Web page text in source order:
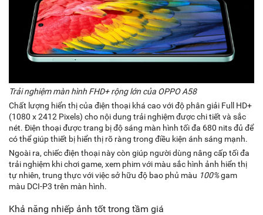
Trải nghiệm màn hình FHD+ rộng lớn của OPPO A58
Chất lượng hiển thị của điện thoại khá cao với độ phân giải Full HD+
(1080 x 2412 Pixels) cho nội dung trải nghiệm được chi tiết và sắc
nét. Điện thoại được trang bị độ sáng màn hình tối đa 680 nits đủ để
có thể giúp thiết bị hiển thị rõ ràng trong điều kiện ánh sáng mạnh.
Ngoài ra, chiếc điện thoại này còn giúp người dùng nâng cấp tối đa
trải nghiệm khi chơi game, xem phim với màu sắc hình ảnh hiển thị
tự nhiên, trung thực với việc sở hữu độ bao phủ màu 100%gam
màu DCI-P3 trên màn hình.
Khả năng nhiếp ảnh tốt trong tầm giá